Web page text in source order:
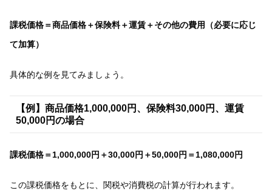
課税価格＝商品価格＋保険料＋運賃＋その他の費用（必要に応じ
て加算）
具体的な例を見てみましょう。
【例】商品価格1,000,000円、保険料30,000円、運賃
50,000円の場合
課税価格＝1,000,000円＋30,000円＋50,000円＝1,080,000円
この課税価格をもとに、関税や消費税の計算が行われます。